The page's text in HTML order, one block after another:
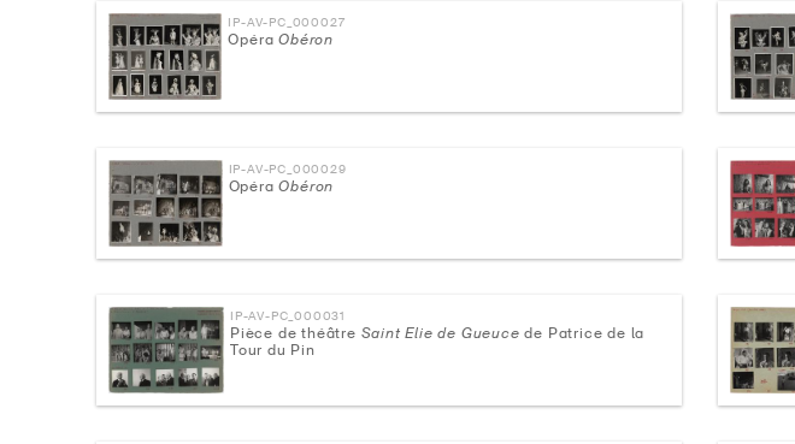
IP-AV-PC_000027
OpéraObéron
IP-AV-PC_000029
OpéraObéron
IP-AV-PC_000031
Pièce de théâtre Saint Elie de Gueuce de Patrice de la
Tour du Pin